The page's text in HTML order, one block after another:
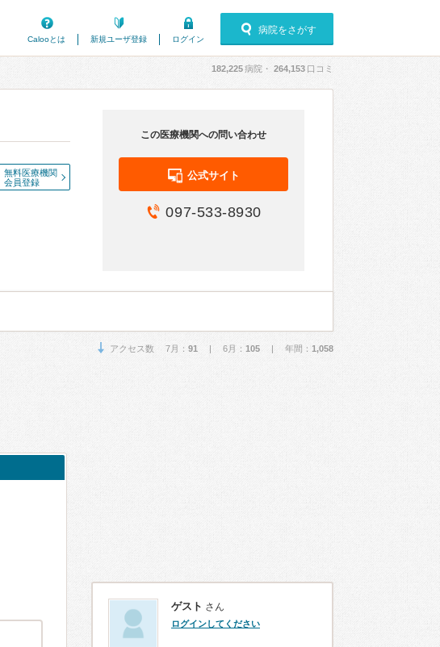
Calooとは
新規ユーザ登録 ログイン
病院をさがす
182,225病院・ 264,153 口コミ
無料医療機関
会員登録
この医療機関への問い合わせ
公式サイト
097-533-8930
アクセス数 7月： 91 | 6月： 105 | 年間： 1,058
ゲスト さん
ログインしてください